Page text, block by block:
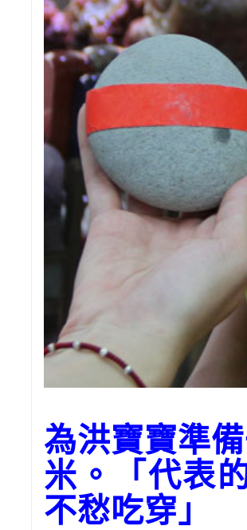
為洪寶寶準
米。「代表
不愁吃穿」